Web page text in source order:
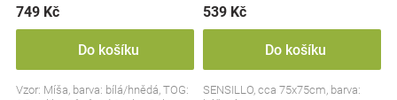
749 Kč
Do košíku
Vzor: Míša, barva: bílá/hnědá, TOG:
539 Kč
Do košíku
SENSILLO, cca 75x75cm, barva: